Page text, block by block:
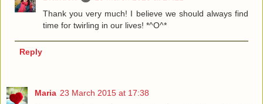
Thank you very much! I believe we should always find
time for twirling in our lives! *^O^*
Reply
Maria 23 March 2015 at 17:38